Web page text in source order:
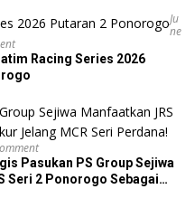
Ju
Ne
Racing Series 2026
Pasukan PS Group Sejiwa
Seri 2 Ponorogo Sebagai